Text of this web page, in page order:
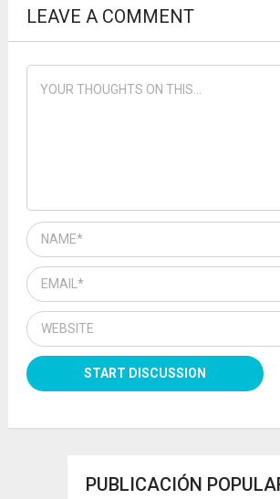
LEAVE A COMMENT
PUBLICACIÓN